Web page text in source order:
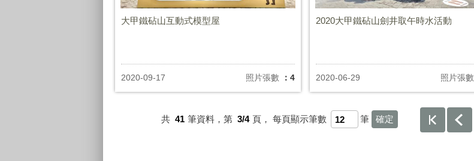
大甲鐵砧山互動式模型屋
2020-09-17 照片張數 ：4
2020大甲鐵砧山劍井取午時水活動
2020-06-29 照片張數
共 41 筆資料，第 3/4 頁， 每頁顯示筆數 筆